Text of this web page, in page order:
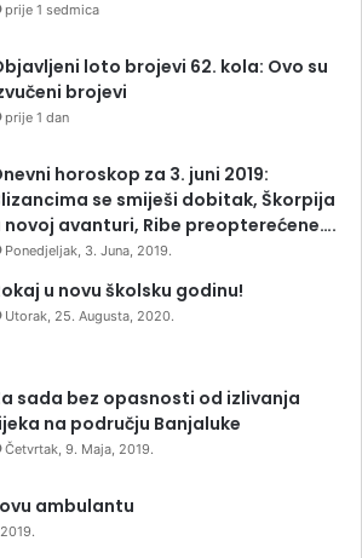
prije 1 sedmica
loto brojevi 62. kola: Ovo su
brojevi
prije 1 dan
horoskop za 3. juni 2019:
se smiješi dobitak, Škorpija
novoj avanturi, Ribe preopterećene….
Ponedjeljak, 3. Juna, 2019.
u novu školsku godinu!
Utorak, 25. Augusta, 2020.
sada bez opasnosti od izlivanja
na području Banjaluke
Četvrtak, 9. Maja, 2019.
ambulantu